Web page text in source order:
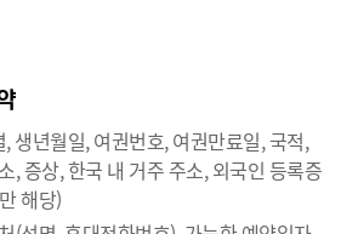
생년월일, 여권번호, 여권만료일, 국적,
, 증상, 한국 내 거주 주소, 외국인 등록증
해당)